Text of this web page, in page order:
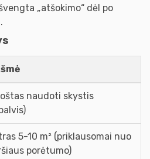
„atšokimo“ dėl po
naudoti skystis
5-10 m² (priklausomai nuo
porėtumo)